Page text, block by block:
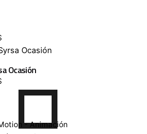
Ocasión
- Animación